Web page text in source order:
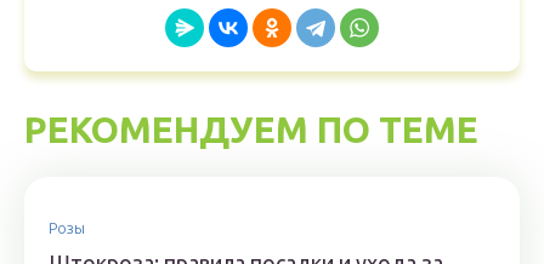
РЕКОМЕНДУЕМ ПО ТЕМЕ
Розы